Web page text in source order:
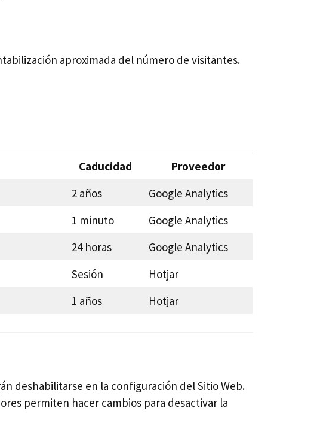
aproximada del número de visitantes.
Caducidad
Proveedor
2 años
Google Analytics
1 minuto
Google Analytics
24 horas
Google Analytics
Sesión
Hotjar
1 años Hotjar
deshabilitarse en la configuración del Sitio Web.
permiten hacer cambios para desactivar la